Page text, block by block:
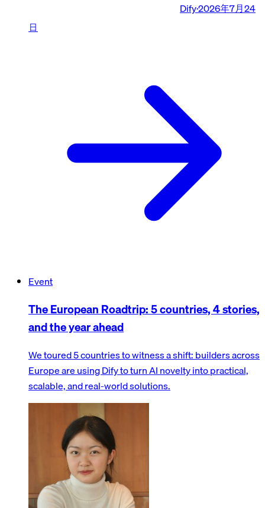
Dify·2026年7月24
日
Event
The European Roadtrip: 5 countries, 4 stories,
and the year ahead
We toured 5 countries to witness a shift: builders across
Europe are using Dify to turn AI novelty into practical,
scalable, and real-world solutions.